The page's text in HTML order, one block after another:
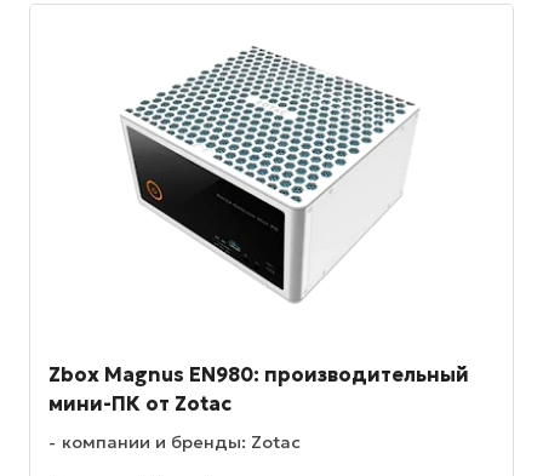
Zbox Magnus EN980: производительный
мини-ПК от Zotac
компании и бренды: Zotac